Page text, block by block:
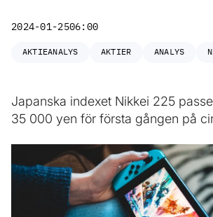
2024-01-2506:00
AKTIEANALYS AKTIER ANALYS
Japanska indexet Nikkei 225
35 000 yen för första gången på